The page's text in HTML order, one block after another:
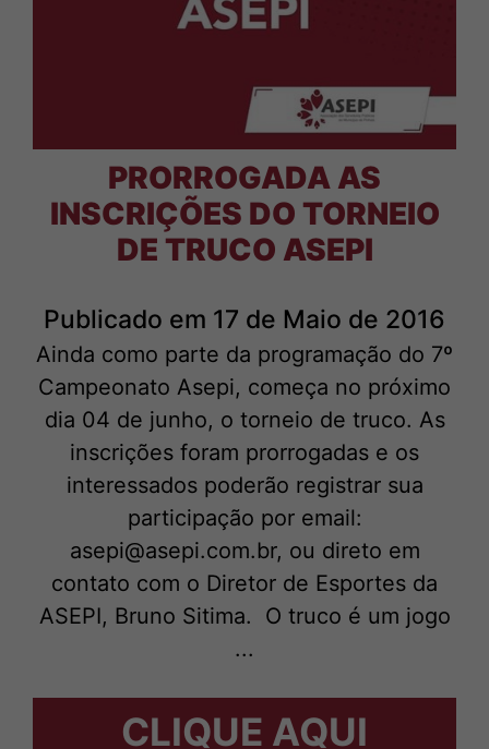
Baixe o APP e acesse via mobile
PRORROGADA AS
INSCRIÇÕES DO TORNEIO
DE TRUCO ASEPI
Publicado em 17 de Maio de 2016
Ainda como parte da programação do 7º
Campeonato Asepi, começa no próximo
dia 04 de junho, o torneio de truco. As
inscrições foram prorrogadas e os
interessados poderão registrar sua
participação por email:
asepi@asepi.com.br, ou direto em
contato com o Diretor de Esportes da
ASEPI, Bruno Sitima. O truco é um jogo
...
CLIQUE AQUI